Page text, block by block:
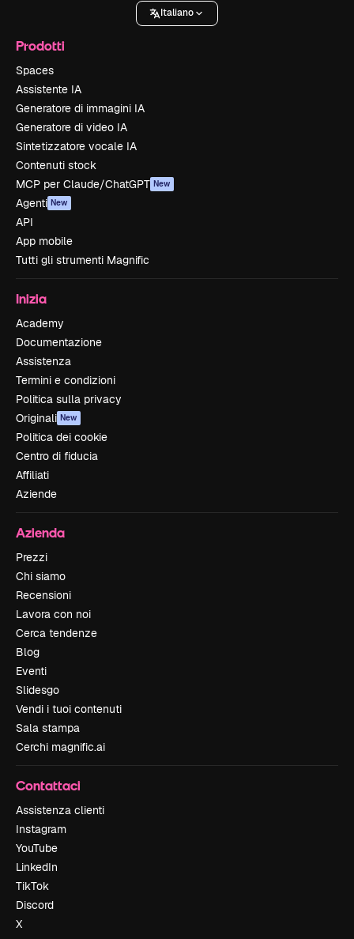
Italiano
Prodotti
Spaces
Assistente IA
Generatore di immagini IA
Generatore di video IA
Sintetizzatore vocale IA
Contenuti stock
MCP per Claude/ChatGPT New
Agenti New
API
App mobile
Tutti gli strumenti Magnific
Inizia
Academy
Documentazione
Assistenza
Termini e condizioni
Politica sulla privacy
Originali New
Politica dei cookie
Centro di fiducia
Affiliati
Aziende
Azienda
Prezzi
Chi siamo
Recensioni
Lavora con noi
Cerca tendenze
Blog
Eventi
Slidesgo
Vendi i tuoi contenuti
Sala stampa
Cerchi magnific.ai
Contattaci
Assistenza clienti
Instagram
YouTube
LinkedIn
TikTok
Discord
X